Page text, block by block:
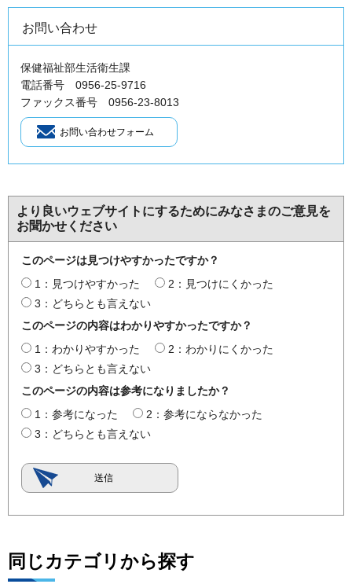
お問い合わせ
保健福祉部生活衛生課
電話番号 0956-25-9716
ファックス番号 0956‐23‐8013
より良いウェブサイトにするためにみなさまのご意見を
お聞かせください
このページは見つけやすかったですか？
1：見つけやすかった
2：見つけにくかった
3：どちらとも言えない
このページの内容はわかりやすかったですか？
1：わかりやすかった
2：わかりにくかった
3：どちらとも言えない
このページの内容は参考になりましたか？
1：参考になった
2：参考にならなかった
3：どちらとも言えない
同じカテゴリから探す